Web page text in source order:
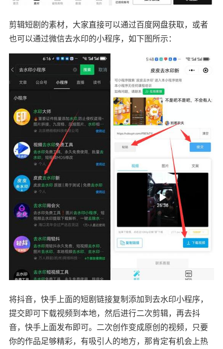
剪辑短剧的素材，大家直接可以通过百度网盘获取，或者
也可以通过微信去水印的小程序，如下图所示：
将抖音，快手上面的短剧链接复制添加到去水印小程序，
提交即可下载视频到本地，然后进行二次剪辑，再去抖
音，快手上面发布即可。二次创作变成原创的视频，只要
你的作品足够精彩，有吸引人的地方，那肯定有机会上热